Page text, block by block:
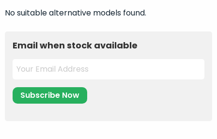
No suitable alternative models found.
Email when stock available
varianten
onze
als
nieuw
”-
selectie:
volledige
nieuwstaat,
wanneer
niet
weet
je
moet